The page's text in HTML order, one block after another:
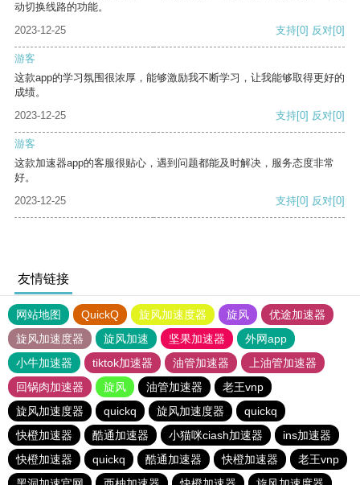
动切换线路的功能。
2023-12-25
支持[0] 反对[0]
游客
这款app的学习氛围很浓厚，能够激励我不断学习，让我能够取得更好的
成绩。
2023-12-25
支持[0] 反对[0]
游客
这款加速器app的客服很贴心，遇到问题都能及时解决，服务态度非常
好。
2023-12-25
支持[0] 反对[0]
友情链接
网站地图 QuickQ 旋风加速度器 旋风
优途加速器
旋风加速度器
旋风加速 坚果加速器
外网app
小牛加速器
tiktok加速器 油管加速器
上油管加速器
回锅肉加速器
旋风 油管加速器
老王vnp
旋风加速度器
quickq 旋风加速度器
quickq
快橙加速器
酷通加速器 小猫咪ciash加速器
ins加速器
快橙加速器
quickq 酷通加速器 快橙加速器
老王vnp